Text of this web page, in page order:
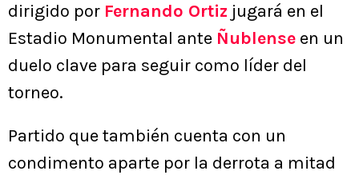
dirigido por Fernando Ortiz jugará en el
Estadio Monumental ante Ñublense en un
duelo clave para seguir como líder del
torneo.
Partido que también cuenta con un
condimento aparte por la derrota a mitad